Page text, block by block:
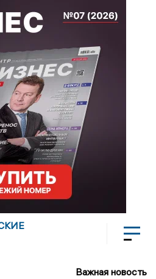
Важная новость